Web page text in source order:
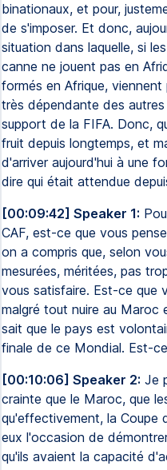
binationaux, et pour,
de s'imposer. Et donc,
situation dans laquelle, si
canne ne jouent pas en
formés en Afrique,
très dépendante des
support de la FIFA. Donc,
fruit depuis longtemps, et
d'arriver aujourd'hui à une
dire qui était attendue
[00:09:42] Speaker 1:
CAF, est-ce que vous
on a compris que, selon
mesurées, méritées, pas
vous satisfaire. Est-ce que
malgré tout nuire au Maroc
sait que le pays est
finale de ce Mondial. Est-
[00:10:06] Speaker 2: Je
crainte que le Maroc, que
qu'effectivement, la Coupe
eux l'occasion de
qu'ils avaient la capacité